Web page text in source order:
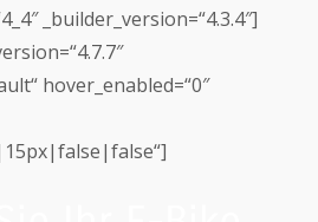
_builder_version=“4.3.4″]
hover_enabled=“0″